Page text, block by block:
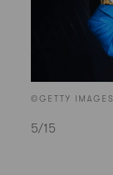
©GETTY IMAGES
5/15